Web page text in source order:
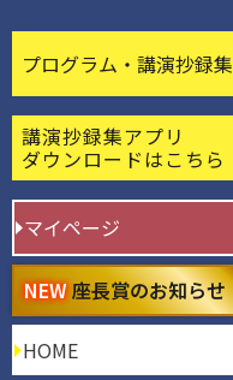
プログラム・講演抄録集
講演抄録集アプリ
ダウンロードはこちら
マイページ
NEW 座長賞のお知らせ
HOME